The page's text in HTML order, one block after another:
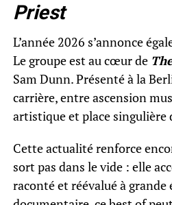
Priest
L’année 2026 s’annonce
Le groupe est au cœur de
Sam Dunn. Présenté à la
carrière, entre ascension
artistique et place singulière
Cette actualité renforce
sort pas dans le vide : elle
raconté et réévalué à